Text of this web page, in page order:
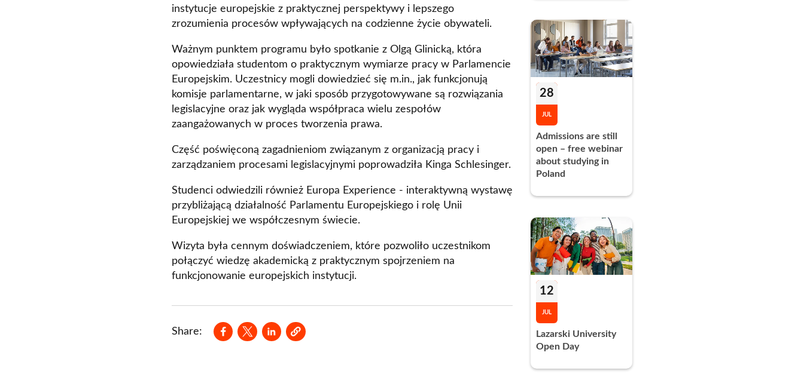
instytucje europejskie z praktycznej perspektywy i lepszego
zrozumienia procesów wpływających na codzienne życie obywateli.
Ważnym punktem programu było spotkanie z Olgą Glinicką, która
opowiedziała studentom o praktycznym wymiarze pracy w Parlamencie
Europejskim. Uczestnicy mogli dowiedzieć się m.in., jak funkcjonują
komisje parlamentarne, w jaki sposób przygotowywane są rozwiązania
legislacyjne oraz jak wygląda współpraca wielu zespołów
zaangażowanych w proces tworzenia prawa.
Część poświęconą zagadnieniom związanym z organizacją pracy i
zarządzaniem procesami legislacyjnymi poprowadziła Kinga Schlesinger.
Studenci odwiedzili również Europa Experience - interaktywną wystawę
przybliżającą działalność Parlamentu Europejskiego i rolę Unii
Europejskiej we współczesnym świecie.
Wizyta była cennym doświadczeniem, które pozwoliło uczestnikom
połączyć wiedzę akademicką z praktycznym spojrzeniem na
funkcjonowanie europejskich instytucji.
Share:
Opens in a new window
Opens in a new window
Opens in a new window
28
JUL
Admissions are still
open – free webinar
about studying in
Poland
12
JUL
Lazarski University
Open Day